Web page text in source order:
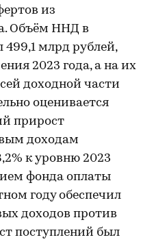
из
Объём ННД в
499,1 млрд рублей,
2023 года, а на их
доходной части
оценивается
прирост
доходам
к уровню 2023
фонда оплаты
году обеспечил
доходов против
поступлений был